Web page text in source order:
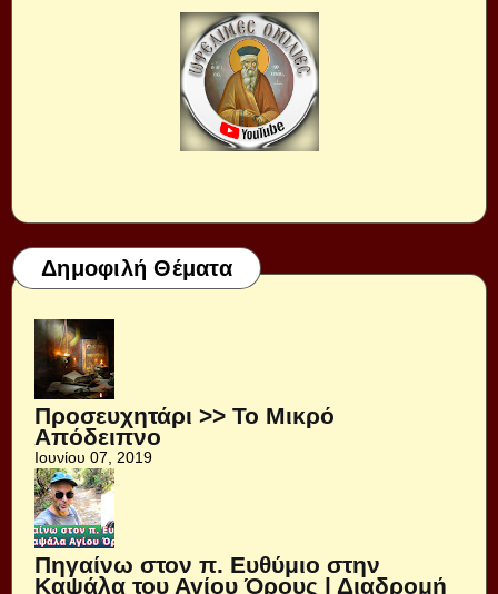
Δημοφιλή Θέματα
Προσευχητάρι >> Το Μικρό
Απόδειπνο
Ιουνίου 07, 2019
Πηγαίνω στον π. Ευθύμιο στην
Καψάλα του Αγίου Όρους | Διαδρομή